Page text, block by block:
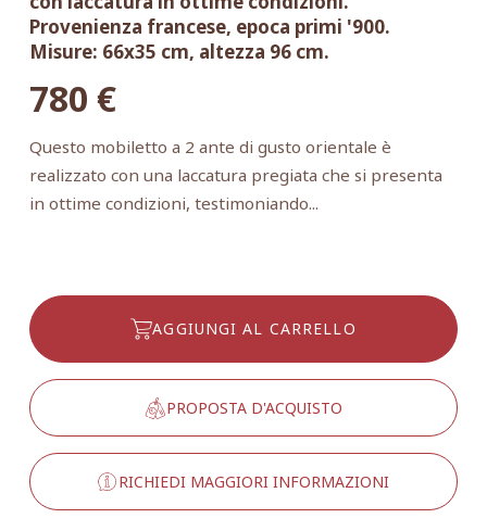
Provenienza francese, epoca primi '900.
Misure: 66x35 cm, altezza 96 cm.
780 €
Questo mobiletto a 2 ante di gusto orientale è
realizzato con una laccatura pregiata che si presenta
in ottime condizioni, testimoniando...
AGGIUNGI AL CARRELLO
PROPOSTA D'ACQUISTO
RICHIEDI MAGGIORI INFORMAZIONI